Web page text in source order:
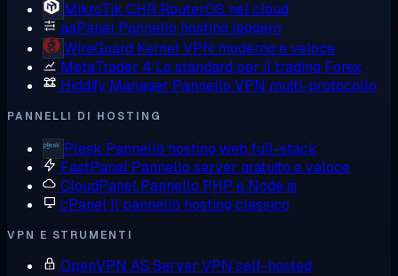
MikroTik CHR RouterOS nel cloud
aaPanel Pannello hosting leggero
WireGuard Kernel VPN moderno e veloce
MetaTrader 4 Lo standard per il trading Forex
Hiddify Manager Pannello VPN multi-protocollo
PANNELLI DI HOSTING
Plesk Pannello hosting web full-stack
FastPanel Pannello server gratuito e veloce
CloudPanel Pannello PHP e Node.js
cPanel Il pannello hosting classico
VPN E STRUMENTI
OpenVPN AS Server VPN self-hosted